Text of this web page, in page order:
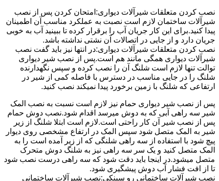
نصب کردن متعلقات شیرآلات دیواری:امتحان کردن پس از نصب
شیرآلات ساختمان لازم است نصبت به عملکرد مناسب آن اطمینان
پیدا کنید.برای این کار جریان آب را برقرار کرده تا ببینید آب به خوبی
جریان دارد و از جایی در اتصالات آن نشتی نداشته باشد.
نصب کردن متعلقات شیرآلات دیواری:در انتها نیز باید گفت نصب
شیرآلات دیواری همگی مانند هم است.پس از نصب شیر دیواری
توالت تنها لازم است شلنگ آن را نصب کرده و سپس نگهدارنده
شلنگ را در جایی مناسب در دسترس با فاصله کمی از شیر در
ارتفاعی که شلنگ با زمین برخورد پیدا نمیکند نصب کنید.
پس از نصب شیر دیواری حمام نیز لازم است نسبت به نصب المک
شیر سه راهی آبی که به دوش میرسد اقدام شود.نصب دوش حمام
پس از نصب شیر آن کار راحتی است.لازم است ابتلا شلنگ از زیر
شیر به المک متصل شود سپس المک در ارتفاع مشخصی روی دیوار
پیچ شود با استفاده از سه راهی شلنگی که از زیر آمده است را به
المک متصل کنید و یک سر سه راهی نیز به شلنگ دوش متحرک
متصل میشود.در اینجا باید دقت شود که سه راهی درست نصب شود
تا از افت فشار آب دوش پیشگیری شود.
نصب شیرآلات ساختمانی رو سینکی:نصب شیرآلات ساختمانی